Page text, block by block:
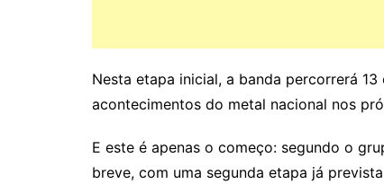
Nesta etapa inicial, a banda percorrerá
acontecimentos do metal nacional nos
E este é apenas o começo: segundo o
breve, com uma segunda etapa já